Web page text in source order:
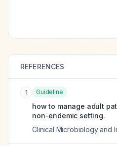
REFERENCES
1 Guideline
how to manage adult
non-endemic setting.
Clinical Microbiology and